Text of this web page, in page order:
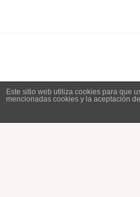
Este sitio web utiliza cookies para que
mencionadas cookies y la aceptación